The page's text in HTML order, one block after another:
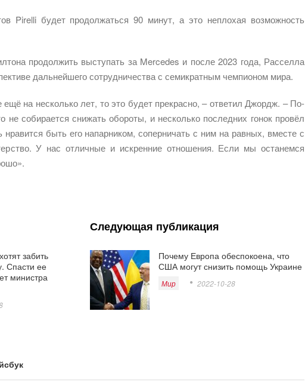
Pirelli будет продолжаться 90 минут, а это неплохая возможность
продолжить выступать за Mercedes и после 2023 года, Расселла
дальнейшего сотрудничества с семикратным чемпионом мира.
на несколько лет, то это будет прекрасно, – ответил Джордж. – По-
не собирается снижать обороты, и несколько последних гонок провёл
быть его напарником, соперничать с ним на равных, вместе с
У нас отличные и искренние отношения. Если мы останемся
забить
Спасти ее
министра
Следующая публикация
Почему Европа обеспокоена, что
США могут снизить помощь Украине
Мир 2022-10-28